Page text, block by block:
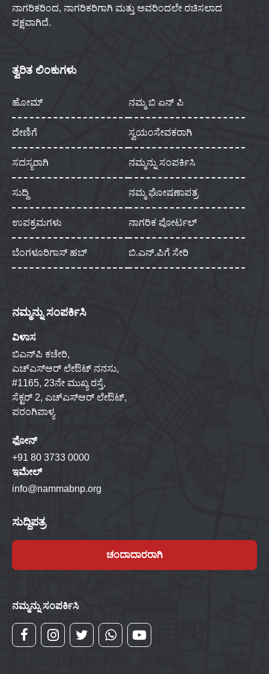
ನಾಗರಿಕರಿಂದ, ನಾಗರಿಕರಿಗಾಗಿ ಮತ್ತು ಅವರಿಂದಲೇ ರಚಿಸಲಾದ
ಪಕ್ಷವಾಗಿದೆ.
ತ್ವರಿತ ಲಿಂಕುಗಳು
ಹೋಮ್ ನಮ್ಮ ಬಿ ಏನ್ ಪಿ
ದೇಣಿಗೆ ಸ್ವಯಂಸೇವಕರಾಗಿ
ಸದಸ್ಯರಾಗಿ ನಮ್ಮನ್ನು ಸಂಪರ್ಕಿಸಿ
ಸುದ್ದಿ ನಮ್ಮ ಘೋಷಣಾಪತ್ರ
ಉಪಕ್ರಮಗಳು ನಾಗರಿಕ ಪೋರ್ಟಲ್
ಬೆಂಗಳೂರಿಗಾಸ್ ಹಬ್ ಬಿ.ಎನ್.ಪಿಗೆ ಸೇರಿ
ನಮ್ಮನ್ನು ಸಂಪರ್ಕಿಸಿ
ವಿಳಾಸ
ಬಿಎನ್‌ಪಿ ಕಚೇರಿ,
ಎಚ್‌ಎಸ್‌ಆರ್ ಲೇಔಟ್ ನನಸು,
#1165, 23ನೇ ಮುಖ್ಯ ರಸ್ತೆ,
ಸೆಕ್ಟರ್ 2, ಎಚ್‌ಎಸ್‌ಆರ್ ಲೇಔಟ್,
ಪರಂಗಿಪಾಳ್ಯ
ಫೋನ್
+91 80 3733 0000
ಇಮೇಲ್
info@nammabnp.org
ಸುದ್ದಿಪತ್ರ
ಚಂದಾದಾರರಾಗಿ
ನಮ್ಮನ್ನು ಸಂಪರ್ಕಿಸಿ